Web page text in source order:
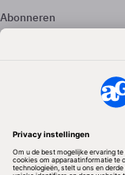
Abonneren
Adverteren
Volg ons